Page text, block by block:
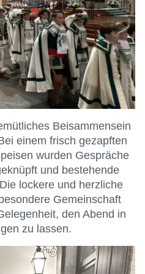
Beisammensein
einem frisch gezapften
wurden Gespräche
und bestehende
lockere und herzliche
Gemeinschaft
den Abend in
zu lassen.